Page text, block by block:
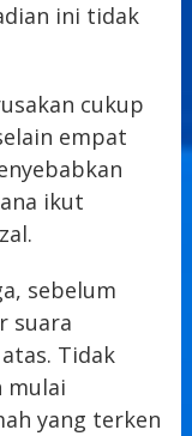
ini tidak
cukup
empat
ikut
sebelum
suara
Tidak
mulai
yang terken